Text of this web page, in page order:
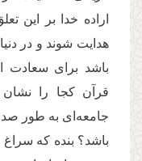
اراده خدا بر این
هدایت شوند و در
باشد برای سعادت
قرآن کجا را
جامعه‌ای به طور
باشد؟ بنده که سراغ